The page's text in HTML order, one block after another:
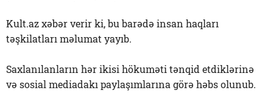
Kult.az xəbər verir ki, bu barədə insan haqları
təşkilatları məlumat yayıb.
Saxlanılanların hər ikisi hökuməti tənqid etdiklərinə
və sosial mediadakı paylaşımlarına görə həbs olunub.